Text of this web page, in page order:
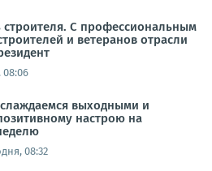
строителя. С профессиональным
и ветеранов отрасли
08:06
выходными и
настрою на
08:32